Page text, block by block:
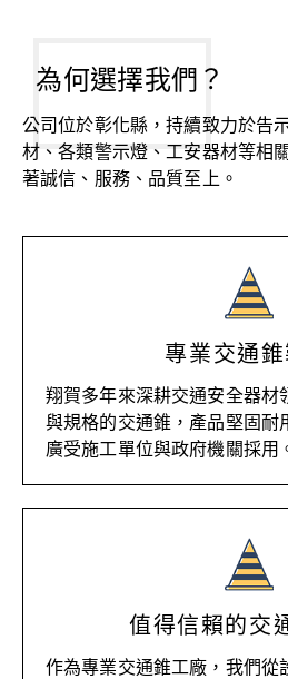
為何選擇我們？
公司位於彰化縣，持續致力於告
材、各類警示燈、工安器材等相
著誠信、服務、品質至上。
專業交通
翔賀多年來深耕交通安全器材
與規格的交通錐，產品堅固耐
廣受施工單位與政府機關採用
值得信賴的交
作為專業交通錐工廠，我們從